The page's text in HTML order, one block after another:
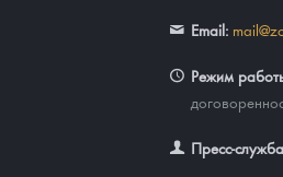
Email:
Режим
Пресс-